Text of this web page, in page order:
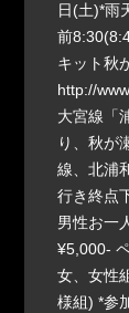
日(土)*雨
前
キット秋
http://
大宮線「
り、秋が
線、北浦
行き終点
男性お一
¥5,000-
女、女性
様組) *参